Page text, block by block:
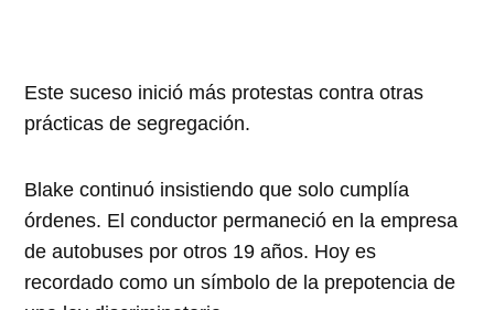
Este suceso inició más protestas contra otras
prácticas de segregación.
Blake continuó insistiendo que solo cumplía
órdenes. El conductor permaneció en la empresa
de autobuses por otros 19 años. Hoy es
recordado como un símbolo de la prepotencia de